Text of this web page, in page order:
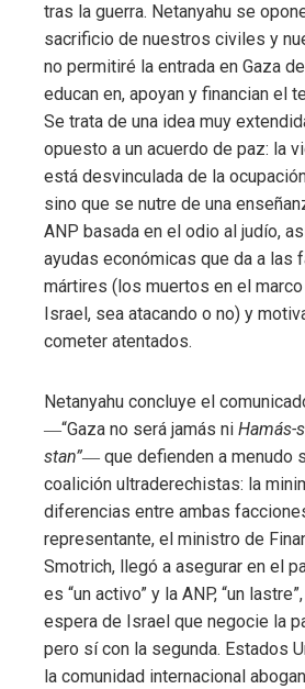
tras la guerra. Netanyahu se
sacrificio de nuestros civiles y
no permitiré la entrada en Gaza
educan en, apoyan y financian el
Se trata de una idea muy
opuesto a un acuerdo de paz: la
está desvinculada de la
sino que se nutre de una
ANP basada en el odio al judío,
ayudas económicas que da a las
mártires (los muertos en el
Israel, sea atacando o no) y
cometer atentados.
Netanyahu concluye el
―“Gaza no será jamás ni Hamás-
stan”― que defienden a menudo
coalición ultraderechistas: la
diferencias entre ambas
representante, el ministro de
Smotrich, llegó a asegurar en el
es “un activo” y la ANP, “un
espera de Israel que negocie la
pero sí con la segunda. Estados
la comunidad internacional